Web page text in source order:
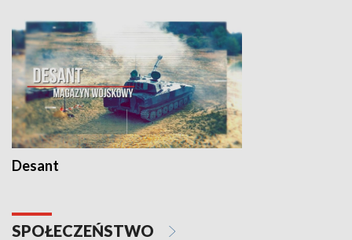
Desant
SPOŁECZEŃSTWO